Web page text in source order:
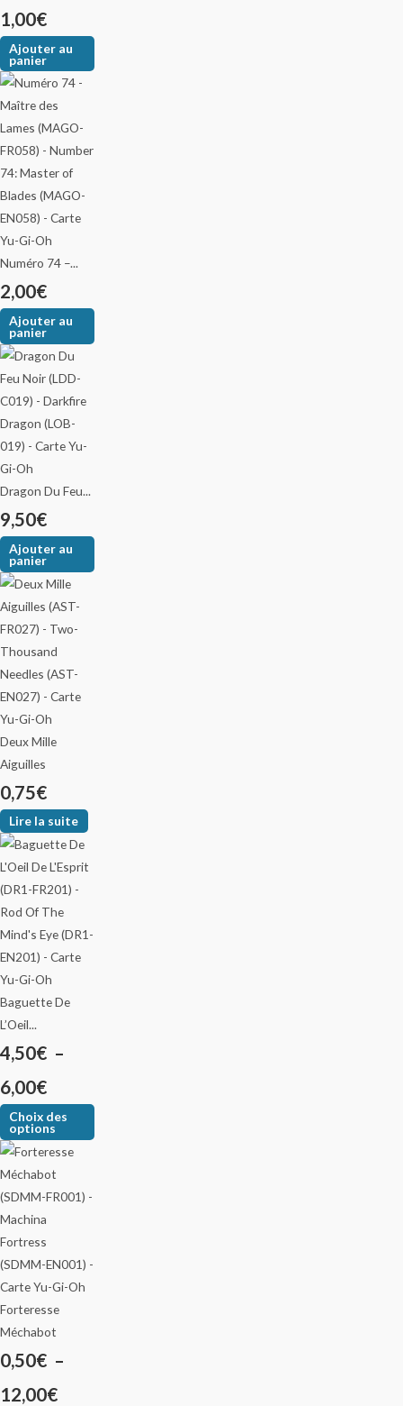
1,00€
Ajouter au
panier
Numéro 74 –...
2,00€
Ajouter au
panier
Dragon Du Feu...
9,50€
Ajouter au
panier
Deux Mille
Aiguilles
0,75€
Lire la suite
Baguette De
L’Oeil...
4,50€ –
6,00€
Choix des
options
Forteresse
Méchabot
0,50€ –
12,00€